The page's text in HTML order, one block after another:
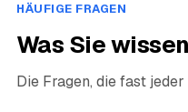
HÄUFIGE FRAGEN
Was Sie
Die Fragen, die fast